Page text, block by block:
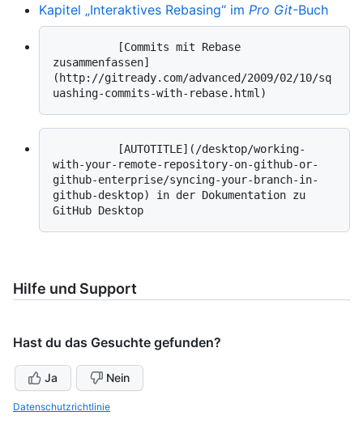
Kapitel „Interaktives Rebasing“ im Pro Git-Buch
zusammenfassen]
(http://gitready.com/advanced/2009/02/10/sq
with-your-remote-repository-on-github-or-
github-enterprise/syncing-your-branch-in-
github-desktop) in der Dokumentation zu
Hilfe und Support
Hast du das Gesuchte gefunden?
Ja Nein
Datenschutzrichtlinie